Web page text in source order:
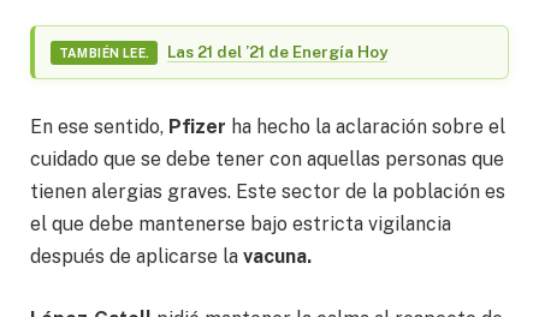
TAMBIÉN LEE. Las 21 del ’21 de Energía Hoy
En ese sentido, Pfizer ha hecho la aclaración sobre el
cuidado que se debe tener con aquellas personas que
tienen alergias graves. Este sector de la población es
el que debe mantenerse bajo estricta vigilancia
después de aplicarse la vacuna.